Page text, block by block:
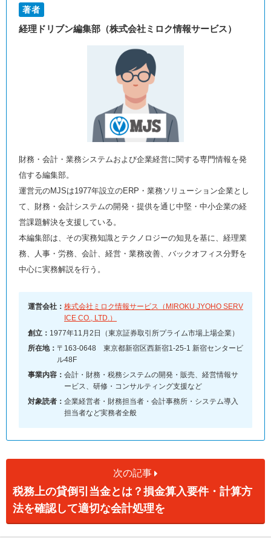
著者
経理ドリブン編集部（株式会社ミロク情報サービス）
財務・会計・業務システムおよび企業経営に関する専門情報を発
信する編集部。
運営元のMJSは1977年設立のERP・業務ソリューション企業とし
て、財務・会計システムの開発・提供を通じ中堅・中小企業の経
営課題解決を支援している。
本編集部は、その実務知識とテクノロジーの知見を基に、経理業
務、人事・労務、会計、経営・業務改善、バックオフィス分野を
中心に実務解説を行う。
運営会社： 株式会社ミロク情報サービス（MIROKU JYOHO SERV
ICE CO., LTD.）
創立： 1977年11月2日（東京証券取引所プライム市場上場企業）
所在地： 〒163-0648 東京都新宿区西新宿1-25-1 新宿センタービ
ル48F
事業内容： 会計・財務・税務システムの開発・販売、経営情報サ
ービス、研修・コンサルティング支援など
対象読者： 企業経営者・財務担当者・会計事務所・システム導入
担当者など実務者全般
次の記事
税務上の貸倒引当金とは？損金算入要件・計算方
法を確認して適切な会計処理を